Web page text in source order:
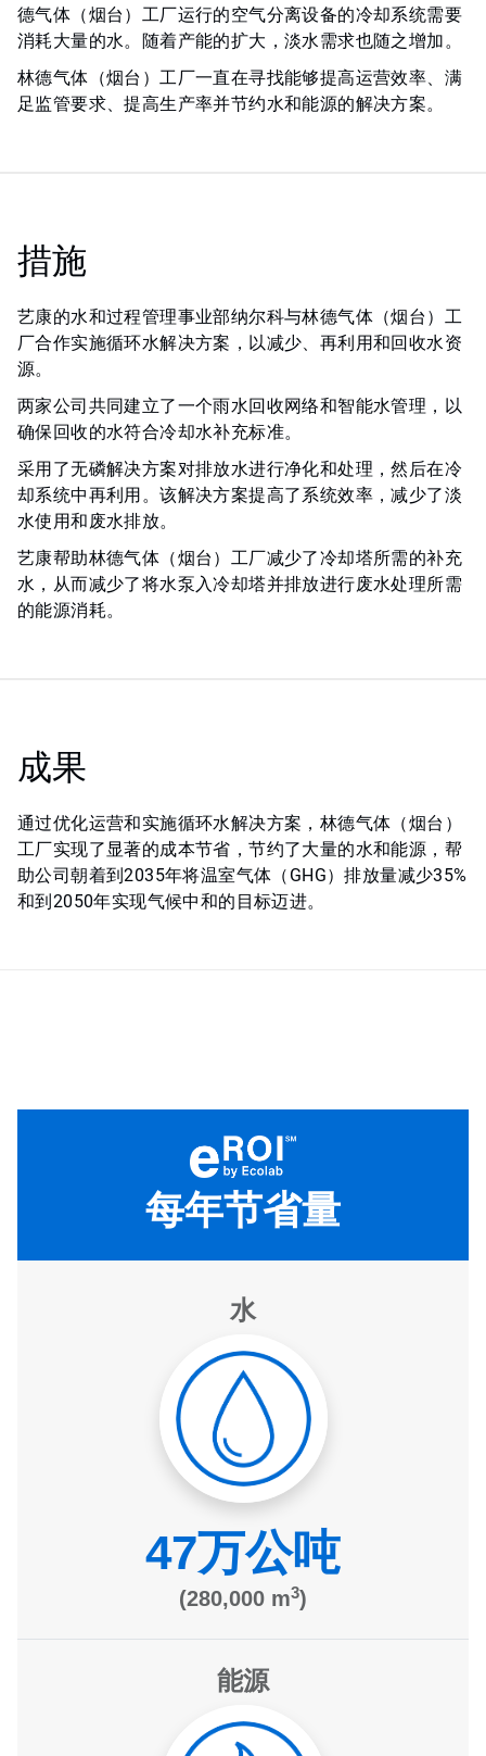
德气体（烟台）工厂运行的空气分离设备的冷却系统需要
消耗大量的水。随着产能的扩大，淡水需求也随之增加。
林德气体（烟台）工厂一直在寻找能够提高运营效率、满
足监管要求、提高生产率并节约水和能源的解决方案。
措施
艺康的水和过程管理事业部纳尔科与林德气体（烟台）工
厂合作实施循环水解决方案，以减少、再利用和回收水资
源。
两家公司共同建立了一个雨水回收网络和智能水管理，以
确保回收的水符合冷却水补充标准。
采用了无磷解决方案对排放水进行净化和处理，然后在冷
却系统中再利用。该解决方案提高了系统效率，减少了淡
水使用和废水排放。
艺康帮助林德气体（烟台）工厂减少了冷却塔所需的补充
水，从而减少了将水泵入冷却塔并排放进行废水处理所需
的能源消耗。
成果
通过优化运营和实施循环水解决方案，林德气体（烟台）
工厂实现了显著的成本节省，节约了大量的水和能源，帮
助公司朝着到2035年将温室气体（GHG）排放量减少35%
和到2050年实现气候中和的目标迈进。